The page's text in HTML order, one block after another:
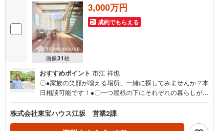
画像31枚
3,000万円
成約でもらえる
おすすめポイント 市江 祥也
〇●家族の笑顔が増える場所、一緒に探してみませんか？本
日相談可能です！●〇一つ屋根の下にそれぞれの暮らしがあ
こそ、そのベースはシンプルであるべきだと思う。なぜな
ら、時の流れで人の好みは変わっていくものだから。■ご予
株式会社東宝ハウス江坂 営業2課